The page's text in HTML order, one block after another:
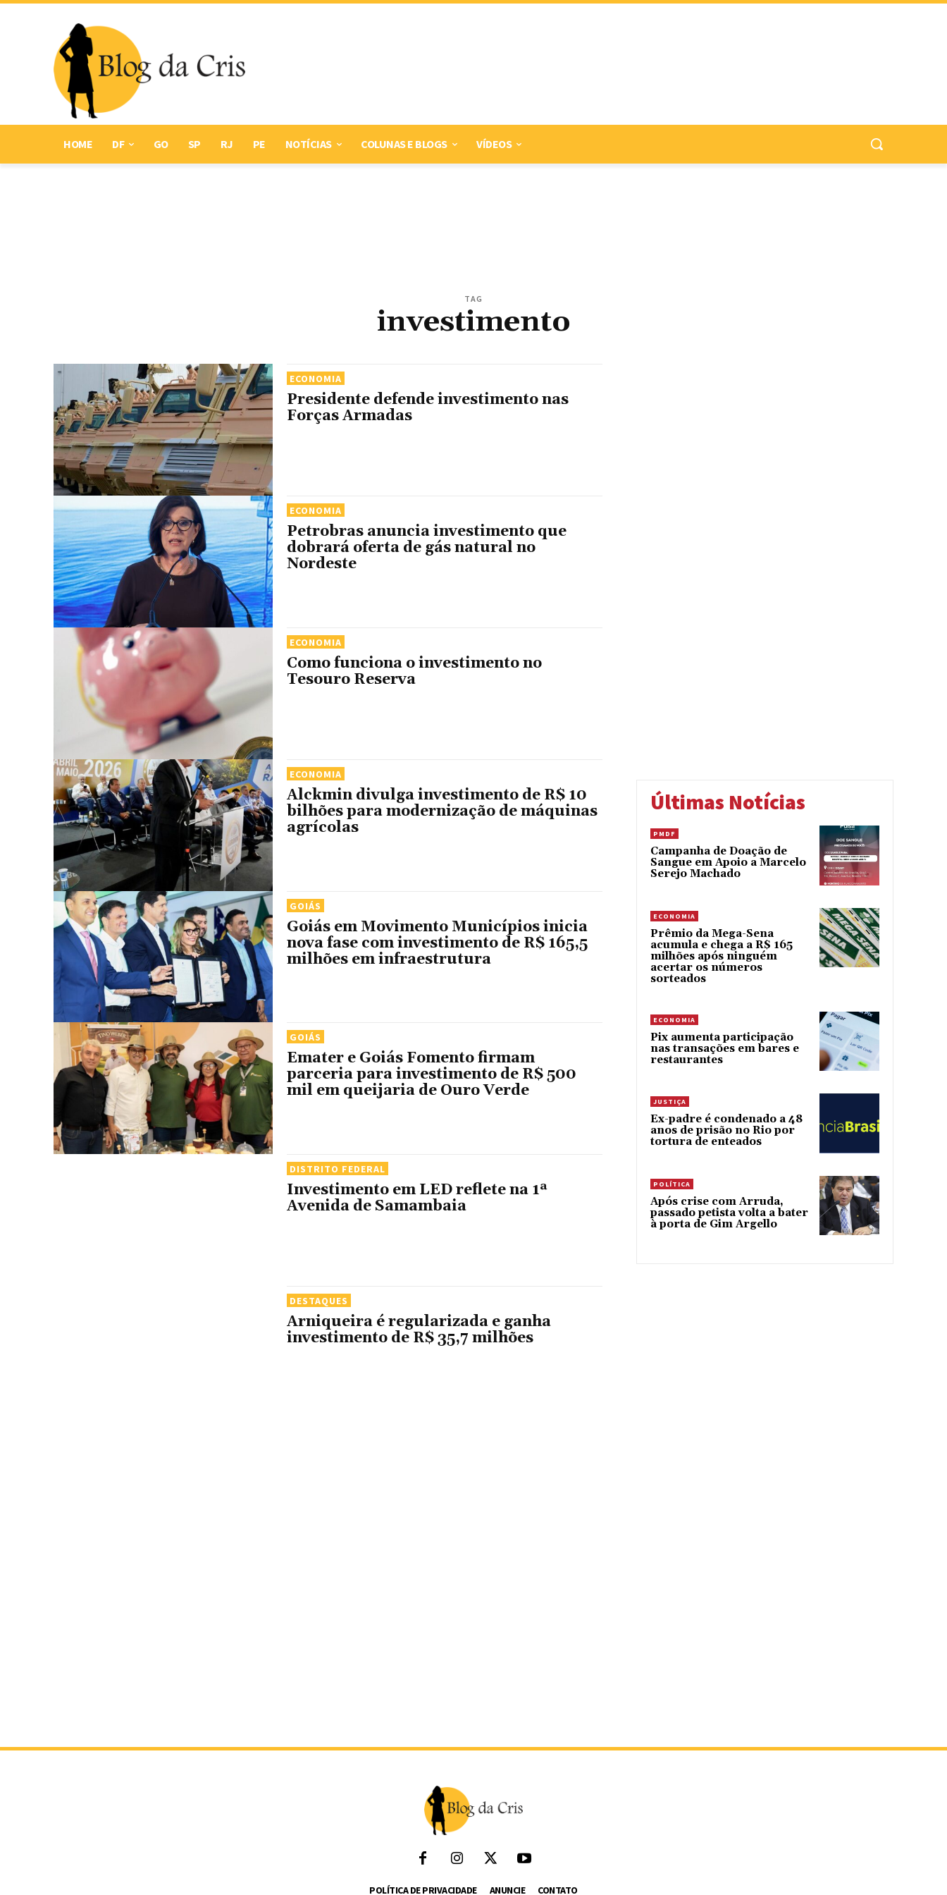
HOME DF GO SP RJ PE NOTÍCIAS COLUNAS E BLOGS VÍDEOS
TAG
investimento
ECONOMIA
Presidente defende investimento nas
Forças Armadas
ECONOMIA
Petrobras anuncia investimento que
dobrará oferta de gás natural no
Nordeste
ECONOMIA
Como funciona o investimento no
Tesouro Reserva
ECONOMIA
Alckmin divulga investimento de R$ 10
bilhões para modernização de máquinas
agrícolas
GOIÁS
Goiás em Movimento Municípios inicia
nova fase com investimento de R$ 165,5
milhões em infraestrutura
GOIÁS
Emater e Goiás Fomento firmam
parceria para investimento de R$ 500
mil em queijaria de Ouro Verde
DISTRITO FEDERAL
Investimento em LED reflete na 1ª
Avenida de Samambaia
DESTAQUES
Arniqueira é regularizada e ganha
investimento de R$ 35,7 milhões
Últimas Notícias
PMDF
Campanha de Doação de
Sangue em Apoio a Marcelo
Serejo Machado
ECONOMIA
Prêmio da Mega-Sena
acumula e chega a R$ 165
milhões após ninguém
acertar os números
sorteados
ECONOMIA
Pix aumenta participação
nas transações em bares e
restaurantes
JUSTIÇA
Ex-padre é condenado a 48
anos de prisão no Rio por
tortura de enteados
POLÍTICA
Após crise com Arruda,
passado petista volta a bater
à porta de Gim Argello
POLÍTICA DE PRIVACIDADE ANUNCIE CONTATO